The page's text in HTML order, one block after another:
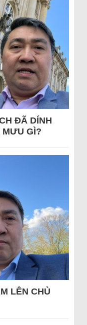
ĐÃ DÍNH
MƯU GÌ?
LÊN CHỦ